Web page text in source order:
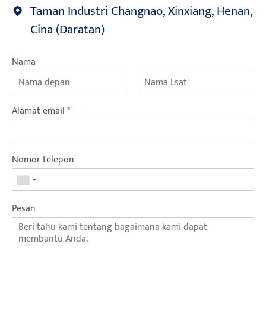
Taman Industri Changnao, Xinxiang, Henan,
Cina (Daratan)
Nama
Alamat email*
Nomor telepon
Pesan